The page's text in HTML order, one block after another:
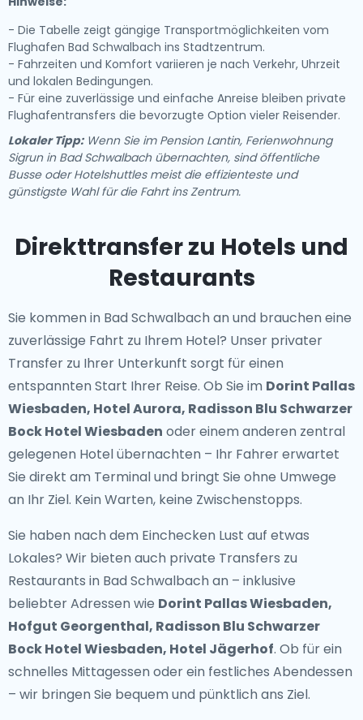
- Die Tabelle zeigt gängige Transportmöglichkeiten vom
Flughafen Bad Schwalbach ins Stadtzentrum.
- Fahrzeiten und Komfort variieren je nach Verkehr, Uhrzeit
und lokalen Bedingungen.
- Für eine zuverlässige und einfache Anreise bleiben private
Flughafentransfers die bevorzugte Option vieler Reisender.
Lokaler Tipp:Wenn Sie im Pension Lantin, Ferienwohnung
Sigrun in Bad Schwalbach übernachten, sind öffentliche
Busse oder Hotelshuttles meist die effizienteste und
günstigste Wahl für die Fahrt ins Zentrum.
Direkttransfer zu Hotels und
Restaurants
Sie kommen in Bad Schwalbach an und brauchen eine
zuverlässige Fahrt zu Ihrem Hotel? Unser privater
Transfer zu Ihrer Unterkunft sorgt für einen
entspannten Start Ihrer Reise. Ob Sie im Dorint Pallas
Wiesbaden, Hotel Aurora, Radisson Blu Schwarzer
Bock Hotel Wiesbaden oder einem anderen zentral
gelegenen Hotel übernachten – Ihr Fahrer erwartet
Sie direkt am Terminal und bringt Sie ohne Umwege
an Ihr Ziel. Kein Warten, keine Zwischenstopps.
Sie haben nach dem Einchecken Lust auf etwas
Lokales? Wir bieten auch private Transfers zu
Restaurants in Bad Schwalbach an – inklusive
beliebter Adressen wie Dorint Pallas Wiesbaden,
Hofgut Georgenthal, Radisson Blu Schwarzer
Bock Hotel Wiesbaden, Hotel Jägerhof. Ob für ein
schnelles Mittagessen oder ein festliches Abendessen
– wir bringen Sie bequem und pünktlich ans Ziel.